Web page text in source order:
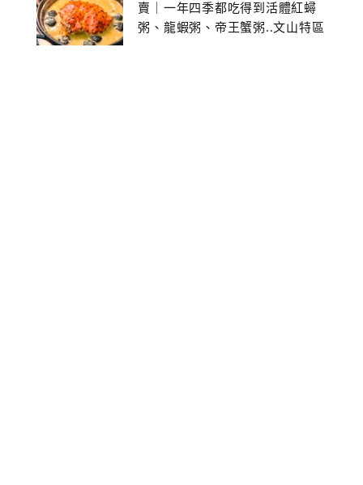
賣｜一年四季都吃得到活體紅蟳
粥、龍蝦粥、帝王蟹粥..文山特區